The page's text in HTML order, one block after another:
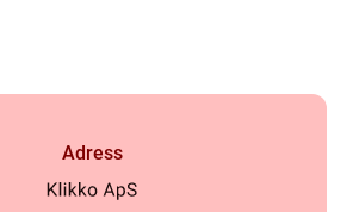
Adress